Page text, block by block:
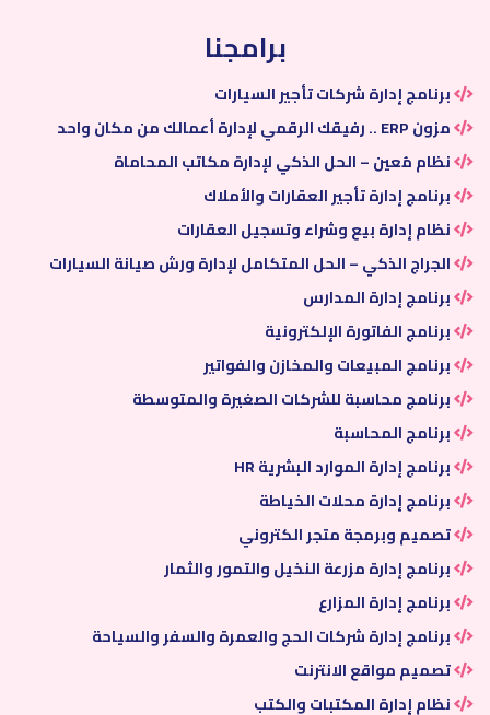
برامجنا
برنامج إدارة شركات تأجير السيارات
مزون ERP .. رفيقك الرقمي لإدارة أعمالك من مكان واحد
نظام مُعين – الحل الذكي لإدارة مكاتب المحاماة
برنامج إدارة تأجير العقارات والأملاك
نظام إدارة بيع وشراء وتسجيل العقارات
الجراج الذكي – الحل المتكامل لإدارة ورش صيانة السيارات
برنامج إدارة المدارس
برنامج الفاتورة الإلكترونية
برنامج المبيعات والمخازن والفواتير
برنامج محاسبة للشركات الصغيرة والمتوسطة
برنامج المحاسبة
برنامج إدارة الموارد البشرية HR
برنامج إدارة محلات الخياطة
تصميم وبرمجة متجر الكتروني
برنامج إدارة مزرعة النخيل والتمور والثمار
برنامج إدارة المزارع
برنامج إدارة شركات الحج والعمرة والسفر والسياحة
تصميم مواقع الانترنت
نظام إدارة المكتبات والكتب